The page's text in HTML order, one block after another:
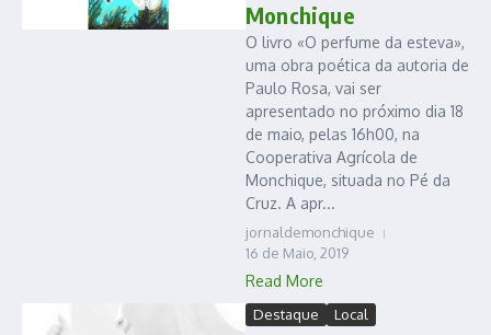
Monchique
O livro «O perfume da esteva»,
uma obra poética da autoria de
Paulo Rosa, vai ser
apresentado no próximo dia 18
de maio, pelas 16h00, na
Cooperativa Agrícola de
Monchique, situada no Pé da
Cruz. A apr...
jornaldemonchique
16 de Maio, 2019
Read More
Destaque Local